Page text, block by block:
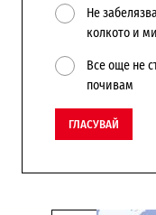
Не
колкото и
Все още не
почивам
ГЛАСУВАЙ